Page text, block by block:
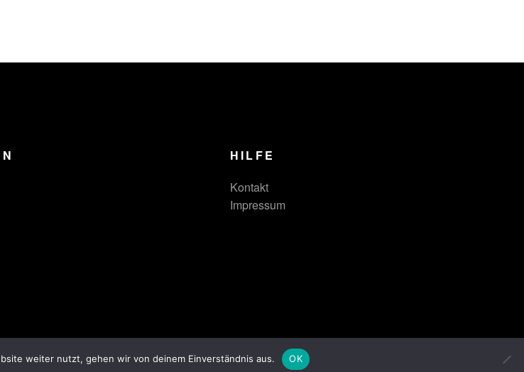
HILFE
Kontakt
Impressum
© lieblingshut 2026
weiter nutzt, gehen wir von deinem Einverständnis aus. OK